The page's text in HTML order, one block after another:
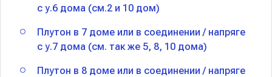
с у.6 дома (см.2 и 10 дом)
Плутон в 7 доме или в соединении / напряге
с у.7 дома (см. так же 5, 8, 10 дома)
Плутон в 8 доме или в соединении / напряге